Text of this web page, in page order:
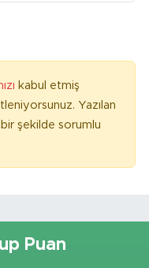
kabul etmiş
Yazılan
şekilde sorumlu
Puan